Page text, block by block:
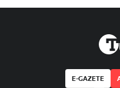
E-GAZETE